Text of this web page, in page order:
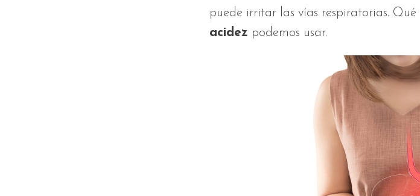
puede irritar las vías respiratorias. Qué
acidez podemos usar.